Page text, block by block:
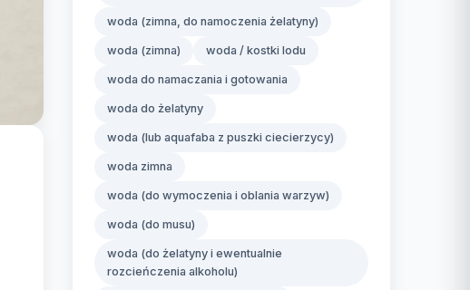
woda (zimna, do namoczenia żelatyny)
woda (zimna) woda / kostki lodu
woda do namaczania i gotowania
woda do żelatyny
woda (lub aquafaba z puszki ciecierzycy)
woda zimna
woda (do wymoczenia i oblania warzyw)
woda (do musu)
woda (do żelatyny i ewentualnie
rozcieńczenia alkoholu)